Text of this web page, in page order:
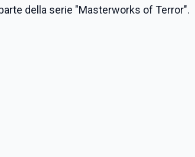
della serie "Masterworks of Terror".